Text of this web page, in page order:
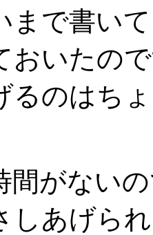
まで書い
おいたの
るのはち
がない
しあげら